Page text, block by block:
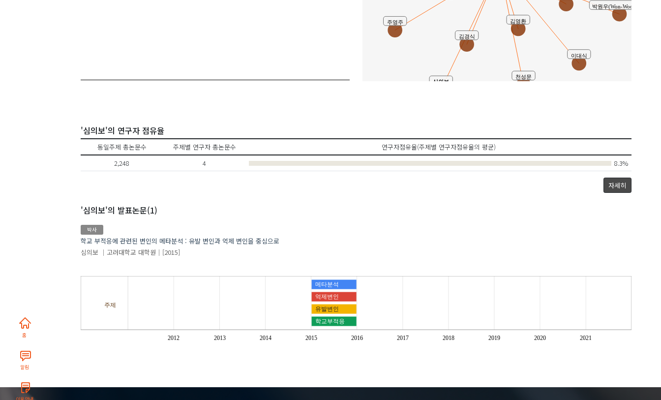
홈
알림
김경식
김영환
박원우(Won-Woo Park)
이대식
주영주
천성문
심의보
공동연구
'심의보'의 연구자 점유율
동일주제 총논문수 주제별 연구자 총논문수
연구자점유율(주제별 연구자점유율의 평균)
2,248
4 8.3%
자세히
'심의보'의 발표논문(1)
박사
학교 부적응에 관련된 변인의 메타분석 : 유발 변인과 억제 변인을 중심으로
심의보
고려대학교 대학원 [2015]
주제
2012 2013 2014 2015 2016 2017 2018 2019 2020 2021
메타분석
억제변인
유발변인
학교부적응